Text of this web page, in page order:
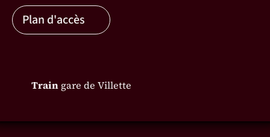
Plan d'accès
Train gare de Villette